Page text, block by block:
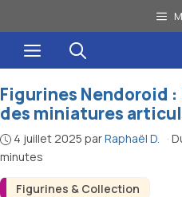
au
contenuMenu
Figurines & Collection
Figurines Nendoroid
des miniatures
4 juillet 2025 parRaphaël D. ·
minutes